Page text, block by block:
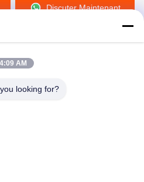
fiableDiscuter Maintenant
manufacturing
4:09 AM
looking for?